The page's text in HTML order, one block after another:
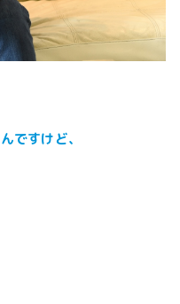
んですけど、